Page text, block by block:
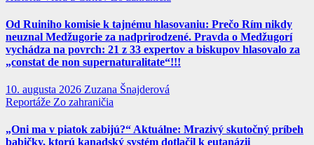
Od Ruiniho komisie k tajnému hlasovaniu: Prečo Rím nikdy
neuznal Medžugorie za nadprirodzené. Pravda o Medžugorí
vychádza na povrch: 21 z 33 expertov a biskupov hlasovalo za
„constat de non supernaturalitate“!!!
10. augusta 2026 Zuzana Šnajderová
Reportáže Zo zahraničia
„Oni ma v piatok zabijú?“ Aktuálne: Mrazivý skutočný príbeh
babičky, ktorú kanadský systém dotlačil k eutanázii